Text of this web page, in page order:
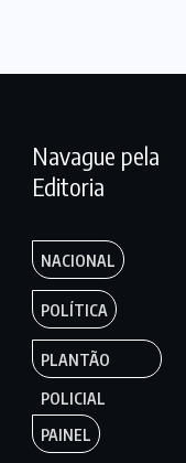
Navague pela
Editoria
NACIONAL
POLÍTICA
PLANTÃO
POLICIAL
PAINEL